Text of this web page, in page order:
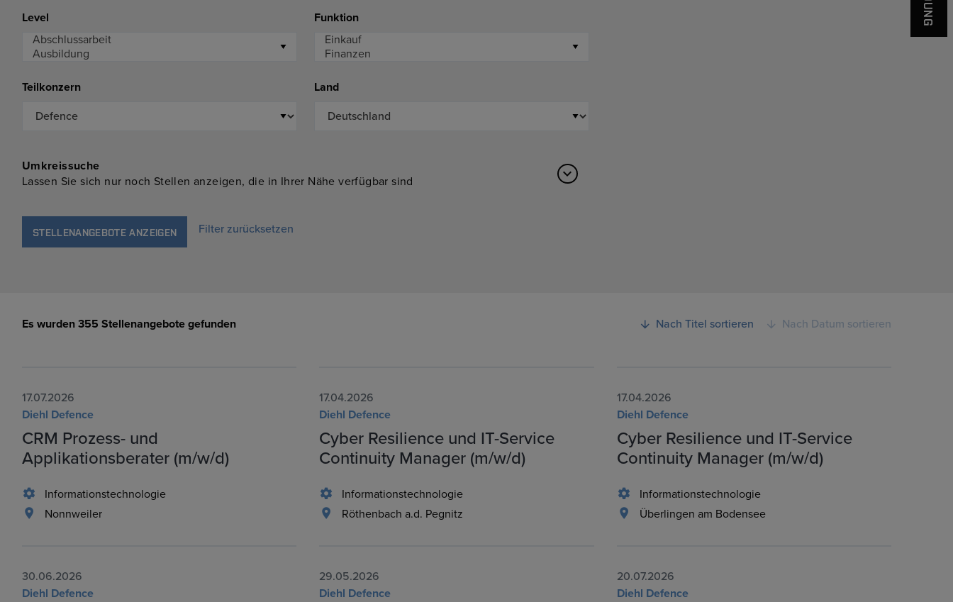
Level Funktion
Teilkonzern Land
Umkreissuche
Lassen Sie sich nur noch Stellen anzeigen, die in Ihrer Nähe verfügbar sind
STELLENANGEBOTE ANZEIGEN Filter zurücksetzen
Es wurden 355 Stellenangebote gefunden Nach Titel sortieren Nach Datum sortieren
17.07.2026
Diehl Defence
CRM Prozess- und
Applikationsberater (m/w/d)
Informationstechnologie
Nonnweiler
17.04.2026
Diehl Defence
Cyber Resilience und IT-Service
Continuity Manager (m/w/d)
Informationstechnologie
Röthenbach a.d. Pegnitz
17.04.2026
Diehl Defence
Cyber Resilience und IT-Service
Continuity Manager (m/w/d)
Informationstechnologie
Überlingen am Bodensee
30.06.2026
Diehl Defence
29.05.2026
Diehl Defence
20.07.2026
Diehl Defence